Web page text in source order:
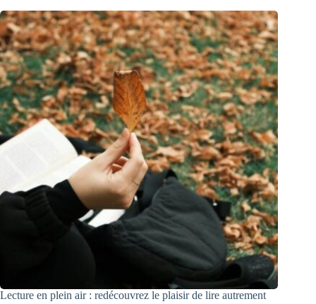
Lecture en plein air : redécouvrez le plaisir de lire autrement